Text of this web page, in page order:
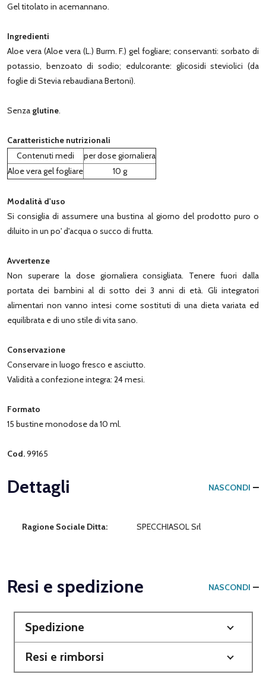
Gel titolato in acemannano.
Ingredienti
Aloe vera (Aloe vera (L.) Burm. F.) gel fogliare; conservanti: sorbato di
potassio, benzoato di sodio; edulcorante: glicosidi steviolici (da
foglie di Stevia rebaudiana Bertoni).
Senza glutine.
Caratteristiche nutrizionali
Contenuti medi
per dose giornaliera
Aloe vera gel fogliare
10 g
Modalità d'uso
Si consiglia di assumere una bustina al giorno del prodotto puro o
diluito in un po' d'acqua o succo di frutta.
Avvertenze
Non superare la dose giornaliera consigliata. Tenere fuori dalla
portata dei bambini al di sotto dei 3 anni di età. Gli integratori
alimentari non vanno intesi come sostituti di una dieta variata ed
equilibrata e di uno stile di vita sano.
Conservazione
Conservare in luogo fresco e asciutto.
Validità a confezione integra: 24 mesi.
Formato
15 bustine monodose da 10 ml.
Cod.99165
Dettagli NASCONDI
Ragione Sociale Ditta: SPECCHIASOL Srl
Resi e spedizione NASCONDI
Spedizione
Resi e rimborsi